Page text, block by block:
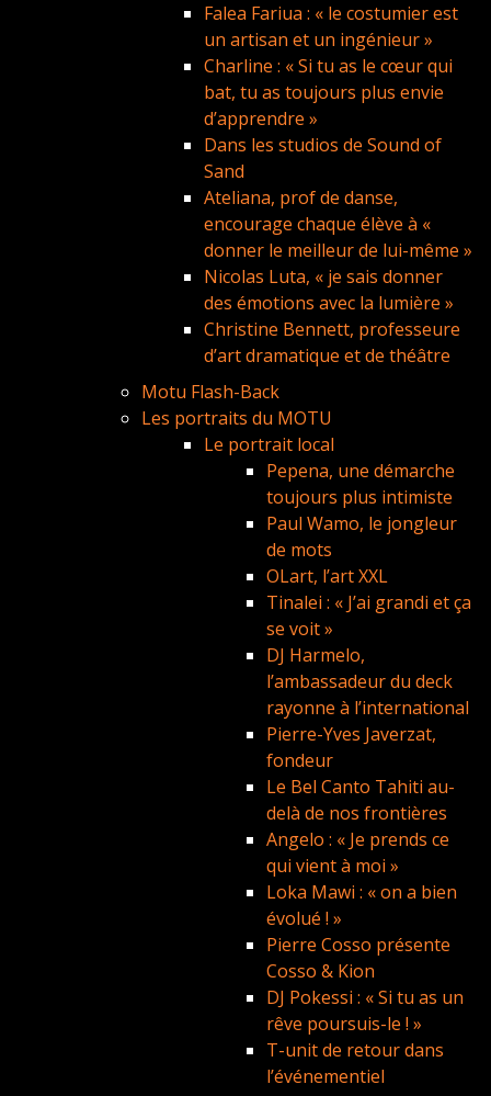
Falea Fariua : « le costumier est
un artisan et un ingénieur »
Charline : « Si tu as le cœur qui
bat, tu as toujours plus envie
d’apprendre »
Dans les studios de Sound of
Sand
Ateliana, prof de danse,
encourage chaque élève à «
donner le meilleur de lui-même »
Nicolas Luta, « je sais donner
des émotions avec la lumière »
Christine Bennett, professeure
d’art dramatique et de théâtre
Motu Flash-Back
Les portraits du MOTU
Le portrait local
Pepena, une démarche
toujours plus intimiste
Paul Wamo, le jongleur
de mots
OLart, l’art XXL
Tinalei : « J’ai grandi et ça
se voit »
DJ Harmelo,
l’ambassadeur du deck
rayonne à l’international
Pierre-Yves Javerzat,
fondeur
Le Bel Canto Tahiti au-
delà de nos frontières
Angelo : « Je prends ce
qui vient à moi »
Loka Mawi : « on a bien
évolué ! »
Pierre Cosso présente
Cosso & Kion
DJ Pokessi : « Si tu as un
rêve poursuis-le ! »
T-unit de retour dans
l’événementiel